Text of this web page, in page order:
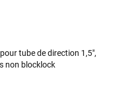
tube de direction 1,5",
non blocklock